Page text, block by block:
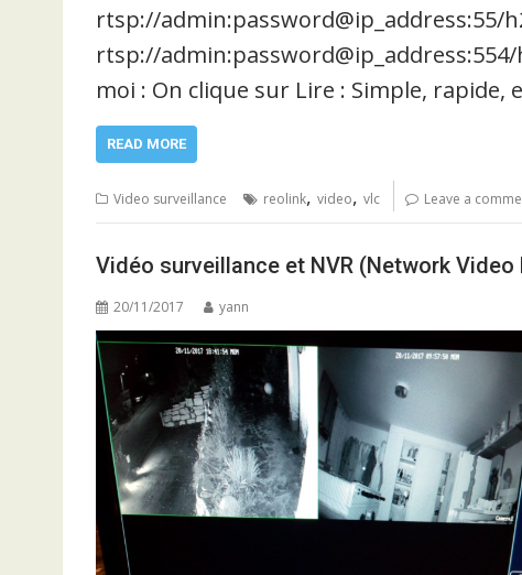
rtsp://admin:password@ip_address:55/
rtsp://
moi : On clique sur Lire : Simple, rapide,
READ MORE
Video surveillance reolink, video, vlc Leave a
Vidéo surveillance et NVR (Network Video
20/11/2017 yann